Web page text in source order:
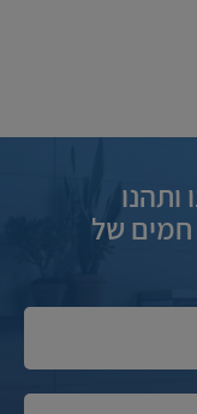
ותהנו
חמים של